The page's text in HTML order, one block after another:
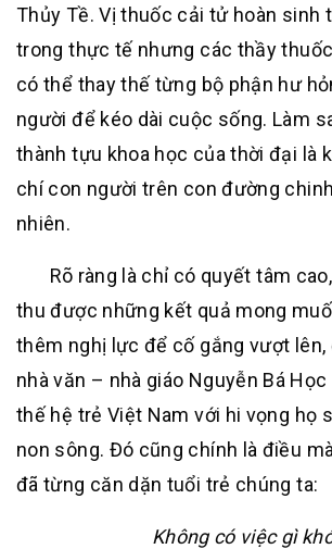
Thủy Tề. Vị thuốc cải tử hoàn sinh
trong thực tế nhưng các thầy
có thể thay thế từng bộ phận hư
người để kéo dài cuộc sống. Làm
thành tựu khoa học của thời đại là
chí con người trên con đường
nhiên.
Rõ ràng là chỉ có quyết tâm
thu được những kết quả mong
thêm nghị lực để cố gắng vượt lên,
nhà văn – nhà giáo Nguyễn Bá
thế hệ trẻ Việt Nam với hi vọng họ
non sông. Đó cũng chính là điều
đã từng căn dặn tuổi trẻ chúng ta:
Không có việc gì